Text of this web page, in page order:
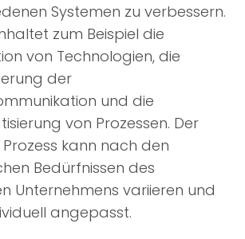
Systemen zu verbessern.
zum Beispiel die
von Technologien, die
der
und die
von Prozessen. Der
kann nach den
Bedürfnissen des
Unternehmens variieren und
angepasst.